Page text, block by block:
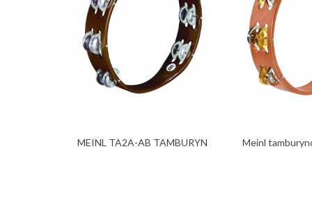
MEINL TA2A-AB TAMBURYN
Meinl